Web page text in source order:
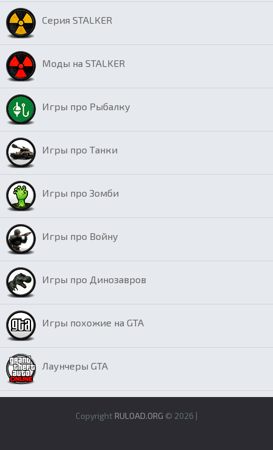
Серия STALKER
Моды на STALKER
Игры про Рыбалку
Игры про Танки
Игры про Зомби
Игры про Войну
Игры про Динозавров
Игры похожие на GTA
Лаунчеры GTA
Copyright RULOAD.ORG © 2026 |